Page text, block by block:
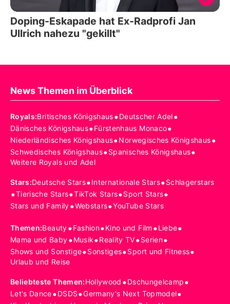
Doping-Eskapade hat Ex-Radprofi Jan
Ullrich nahezu "gekillt"
News Themen im Überblick
Royals:Britisches Königshaus•Deutscher Adel•
Dänisches Königshaus•Fürstenhaus Monaco•
Niederländisches Königshaus•Norwegisches Königshaus•
Schwedisches Königshaus•Spanisches Königshaus•
Weitere Royals und Adel
Stars:Deutsche Stars•Internationale Stars•Schlagerstars
•Tierische Stars•TikTok Stars•Sport Stars•
Stars und Family•Webstars•YouTube Stars
Themen:Beauty•Fashion•Kino und Film •Liebe•
Mama und Baby•Musik•Reality TV•Serien•
Shows und Sonstige•Sonstiges•Sport und Fitness•
Urlaub und Reise
Beliebteste Themen:Hollywood •Dschungelcamp•
Let's Dance•DSDS•Germany's Next Topmodel•